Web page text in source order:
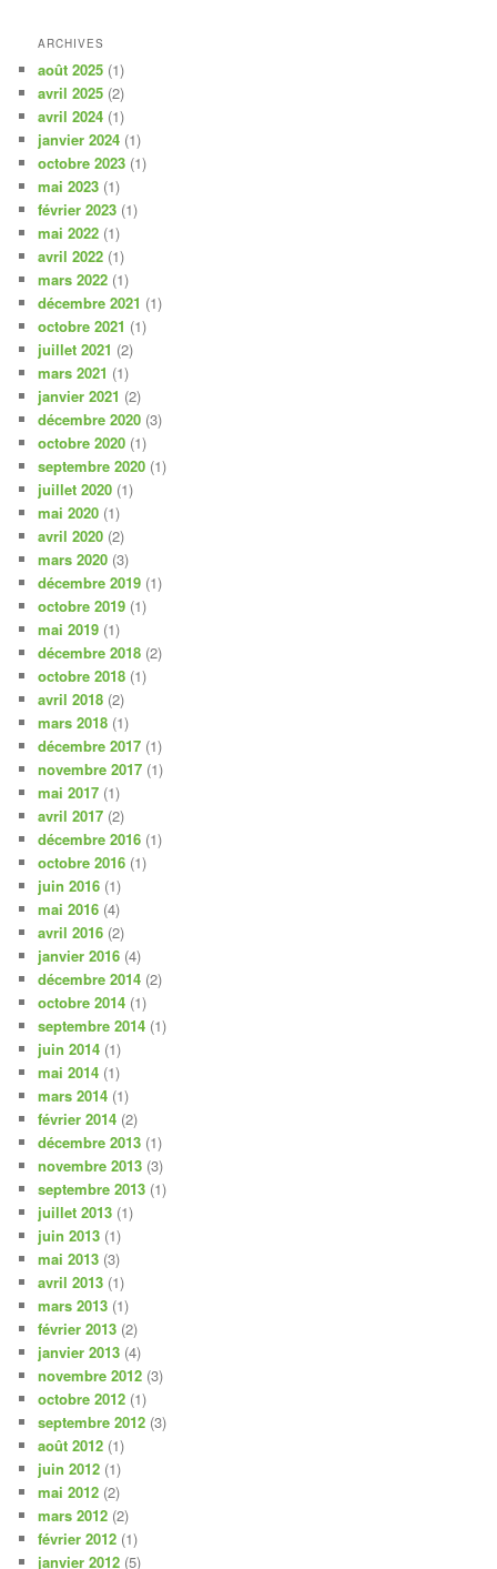
ARCHIVES
août 2025 (1)
avril 2025 (2)
avril 2024 (1)
janvier 2024 (1)
octobre 2023 (1)
mai 2023 (1)
février 2023 (1)
mai 2022 (1)
avril 2022 (1)
mars 2022 (1)
décembre 2021 (1)
octobre 2021 (1)
juillet 2021 (2)
mars 2021 (1)
janvier 2021 (2)
décembre 2020 (3)
octobre 2020 (1)
septembre 2020 (1)
juillet 2020 (1)
mai 2020 (1)
avril 2020 (2)
mars 2020 (3)
décembre 2019 (1)
octobre 2019 (1)
mai 2019 (1)
décembre 2018 (2)
octobre 2018 (1)
avril 2018 (2)
mars 2018 (1)
décembre 2017 (1)
novembre 2017 (1)
mai 2017 (1)
avril 2017 (2)
décembre 2016 (1)
octobre 2016 (1)
juin 2016 (1)
mai 2016 (4)
avril 2016 (2)
janvier 2016 (4)
décembre 2014 (2)
octobre 2014 (1)
septembre 2014 (1)
juin 2014 (1)
mai 2014 (1)
mars 2014 (1)
février 2014 (2)
décembre 2013 (1)
novembre 2013 (3)
septembre 2013 (1)
juillet 2013 (1)
juin 2013 (1)
mai 2013 (3)
avril 2013 (1)
mars 2013 (1)
février 2013 (2)
janvier 2013 (4)
novembre 2012 (3)
octobre 2012 (1)
septembre 2012 (3)
août 2012 (1)
juin 2012 (1)
mai 2012 (2)
mars 2012 (2)
février 2012 (1)
janvier 2012 (5)